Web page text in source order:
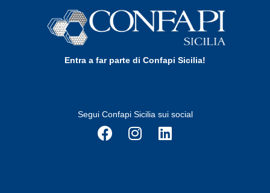
Entra a far parte di Confapi Sicilia!
Segui Confapi Sicilia sui social